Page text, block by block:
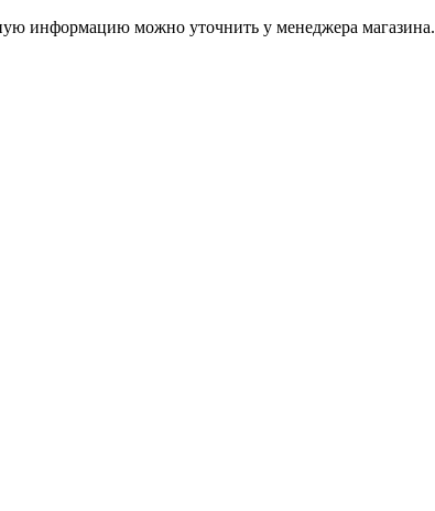
информацию можно уточнить у менеджера магазина.